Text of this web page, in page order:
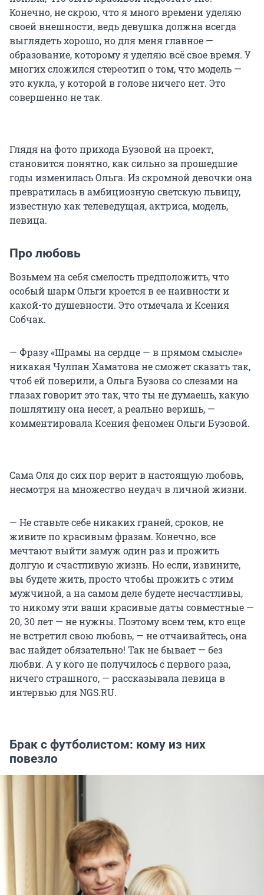
Конечно, не скрою, что я много времени уделяю
своей внешности, ведь девушка должна всегда
выглядеть хорошо, но для меня главное —
образование, которому я уделяю всё свое время. У
многих сложился стереотип о том, что модель —
это кукла, у которой в голове ничего нет. Это
совершенно не так.
Глядя на фото прихода Бузовой на проект,
становится понятно, как сильно за прошедшие
годы изменилась Ольга. Из скромной девочки она
превратилась в амбициозную светскую львицу,
известную как телеведущая, актриса, модель,
певица.
Про любовь
Возьмем на себя смелость предположить, что
особый шарм Ольги кроется в ее наивности и
какой-то душевности. Это отмечала и Ксения
Собчак.
— Фразу «Шрамы на сердце — в прямом смысле»
никакая Чулпан Хаматова не сможет сказать так,
чтоб ей поверили, а Ольга Бузова со слезами на
глазах говорит это так, что ты не думаешь, какую
пошлятину она несет, а реально веришь, —
комментировала Ксения феномен Ольги Бузовой.
Сама Оля до сих пор верит в настоящую любовь,
несмотря на множество неудач в личной жизни.
— Не ставьте себе никаких граней, сроков, не
живите по красивым фразам. Конечно, все
мечтают выйти замуж один раз и прожить
долгую и счастливую жизнь. Но если, извините,
вы будете жить, просто чтобы прожить с этим
мужчиной, а на самом деле будете несчастливы,
то никому эти ваши красивые даты совместные —
20, 30 лет — не нужны. Поэтому всем тем, кто еще
не встретил свою любовь, — не отчаивайтесь, она
вас найдет обязательно! Так не бывает — без
любви. А у кого не получилось с первого раза,
ничего страшного, — рассказывала певица в
интервью для NGS.RU.
Брак с футболистом: кому из них
повезло